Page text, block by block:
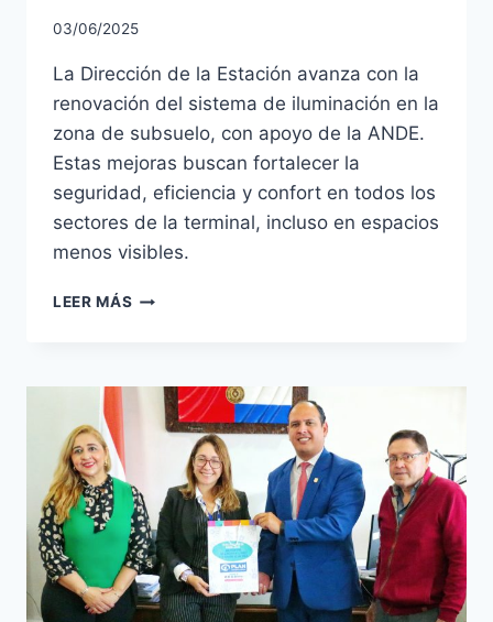
03/06/2025
La Dirección de la Estación avanza con la
renovación del sistema de iluminación en la
zona de subsuelo, con apoyo de la ANDE.
Estas mejoras buscan fortalecer la
seguridad, eficiencia y confort en todos los
sectores de la terminal, incluso en espacios
menos visibles.
LEER MÁS LA
LOS
TRABAJOS
RENOVACIÓN
DEL
SISTEMA
DE
ILUMINACIÓN
EN
LA